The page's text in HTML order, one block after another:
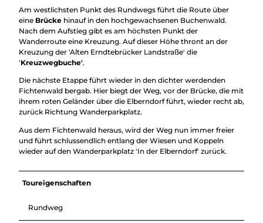
Am westlichsten Punkt des Rundwegs führt die Route über
eine Brücke hinauf in den hochgewachsenen Buchenwald.
Nach dem Aufstieg gibt es am höchsten Punkt der
Wanderroute eine Kreuzung. Auf dieser Höhe thront an der
Kreuzung der 'Alten Erndtebrücker Landstraße' die
'Kreuzwegbuche'.
Die nächste Etappe führt wieder in den dichter werdenden
Fichtenwald bergab. Hier biegt der Weg, vor der Brücke, die mit
ihrem roten Geländer über die Elberndorf führt, wieder recht ab,
zurück Richtung Wanderparkplatz.
Aus dem Fichtenwald heraus, wird der Weg nun immer freier
und führt schlussendlich entlang der Wiesen und Koppeln
wieder auf den Wanderparkplatz 'In der Elberndorf' zurück.
Toureigenschaften
Rundweg